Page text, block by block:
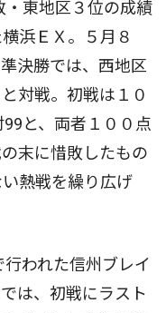
東地区３位の成績
浜ＥＸ。５月８
決勝では、西地区
対戦。初戦は１０
と、両者１００点
末に惜敗したもの
熱戦を繰り広げ
われた信州ブレイ
は、初戦にラスト